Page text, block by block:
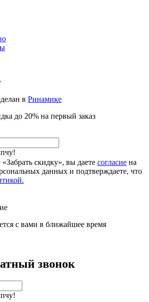
в Ринамике
до 20% на первый заказ
скидку», вы даете согласие на
данных и подтверждаете, что
с вами в ближайшее время
звонок